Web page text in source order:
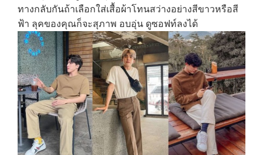
ทางกลับกันถ้าเลือกใส่เสื้อผ้าโทนสว่างอย่างสีขาวหรือสี
ฟ้า ลุคของคุณก็จะสุภาพ อบอุ่น ดูซอฟท์ลงได้